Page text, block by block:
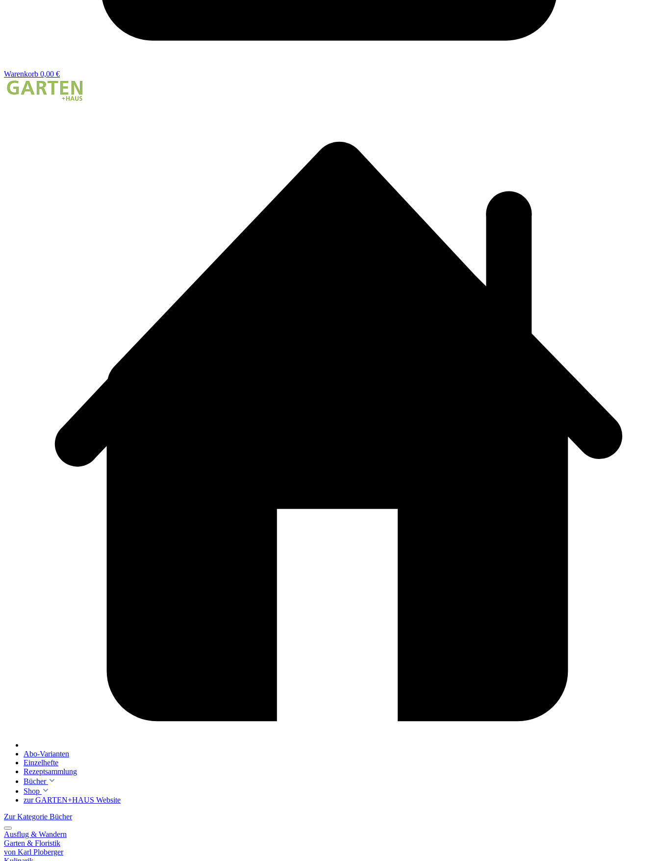
Warenkorb 0,00 €
Abo-Varianten
Einzelhefte
Rezeptsammlung
Bücher
Shop
zur GARTEN+HAUS Website
Zur Kategorie Bücher
Ausflug & Wandern
Garten & Floristik
von Karl Ploberger